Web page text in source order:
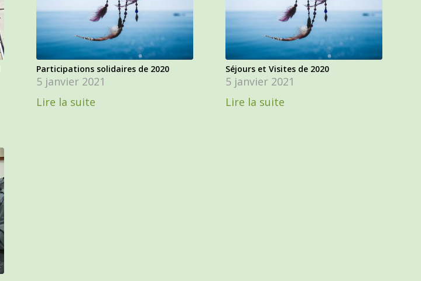
Participations solidaires de 2020
5 janvier 2021
Lire la suite
Séjours et Visites de 2020
5 janvier 2021
Lire la suite